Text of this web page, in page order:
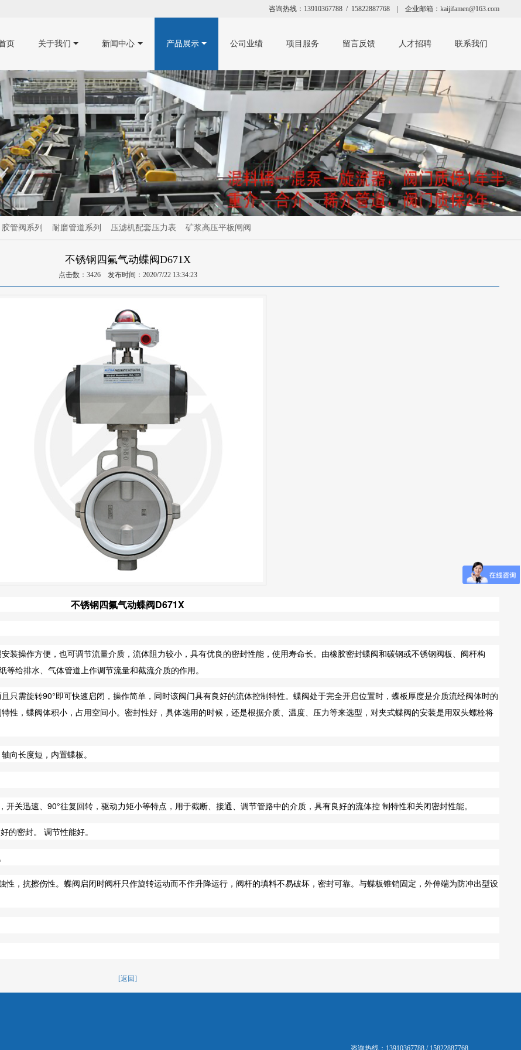
咨询热线：13910367788 / 15822887768 | 企业邮箱：kaijifamen@163.com
页 关于我们 新闻中心 产品展示 公司业绩 项目服务 留言反馈 人才招聘 联系我们
胶管阀系列 耐磨管道系列 压滤机配套压力表 矿浆高压平板闸阀
不锈钢四氟气动蝶阀D671X
点击数：3426 发布时间：2020/7/22 13:34:23
不锈钢四氟气动蝶阀D671X
装操作方便，也可调节流量介质，流体阻力较小，具有优良的密封性能，使用寿命长。由橡胶密封蝶阀和碳钢或不锈钢阀板、阀杆构
给排水、气体管道上作调节流量和截流介质的作用。
只需旋转90°即可快速启闭，操作简单，同时该阀门具有良好的流体控制特性。蝶阀处于完全开启位置时，蝶板厚度是介质流经阀体时的
性，蝶阀体积小，占用空间小。密封性好，具体选用的时候，还是根据介质、温度、压力等来选型，对夹式蝶阀的安装是用双头螺栓将
向长度短，内置蝶板。
关迅速、90°往复回转，驱动力矩小等特点，用于截断、接通、调节管路中的介质，具有良好的流体控 制特性和关闭密封性能。
的密封。 调节性能好。
，抗擦伤性。蝶阀启闭时阀杆只作旋转运动而不作升降运行，阀杆的填料不易破坏，密封可靠。与蝶板锥销固定，外伸端为防冲出型设
[返回]
咨询热线：13910367788 / 15822887768